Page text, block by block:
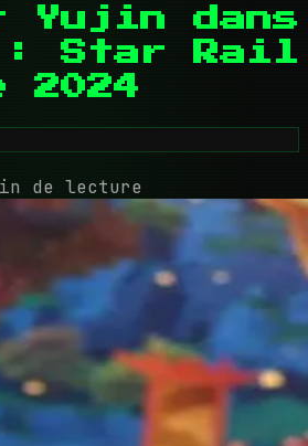
Yujin dans
: Star Rail
2024
de lecture